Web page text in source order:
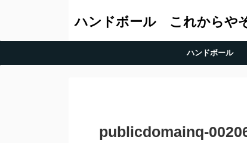
ハンドボール これからや
ハンドボール
publicdomainq-